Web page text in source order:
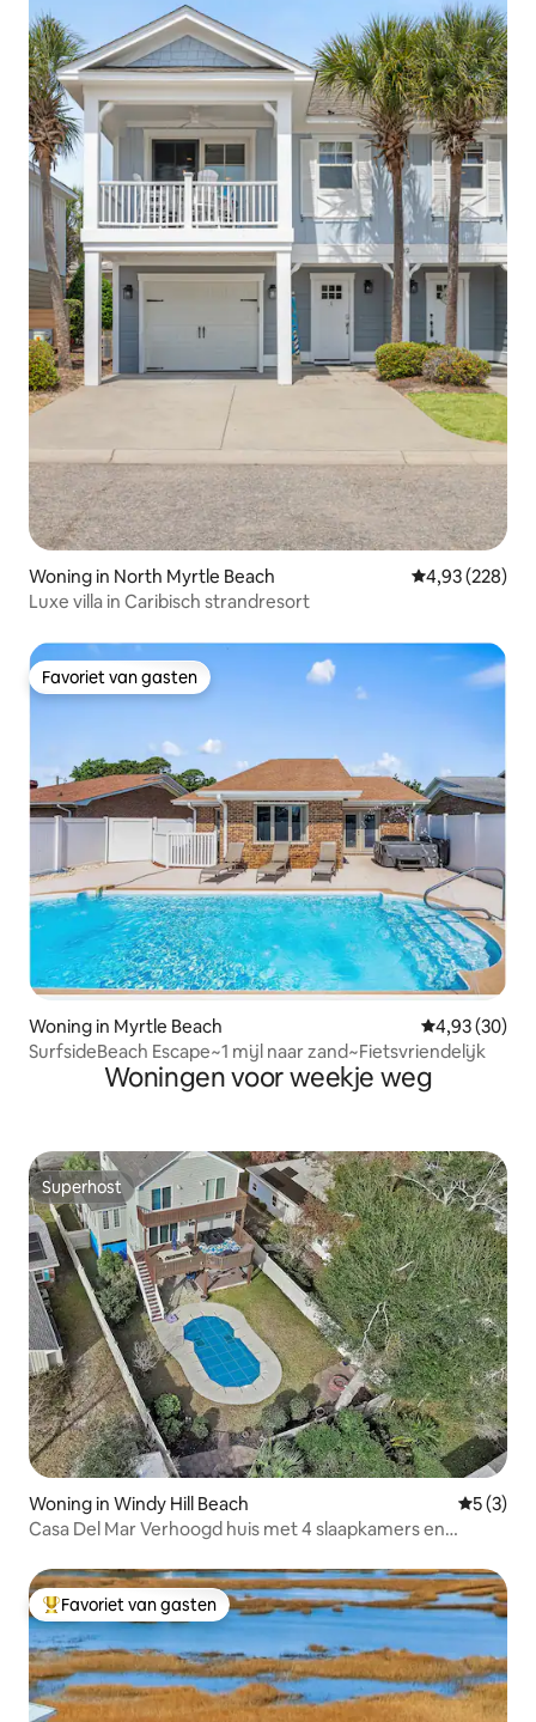
Woning in North Myrtle Beach Gemiddelde
4,93 (228)
Luxe villa in Caribisch strandresort
Favoriet van gasten
Favoriet van gasten
Woning in Myrtle Beach Gemiddelde
4,93 (30)
SurfsideBeach Escape~1 mijl naar zand~Fietsvriendelijk
Woningen voor weekje weg
Superhost
Superhost
Woning in Windy Hill Beach
5 (3)
Casa Del Mar Verhoogd huis met 4 slaapkamers en
Topfavoriet van gasten
Favoriet van gasten